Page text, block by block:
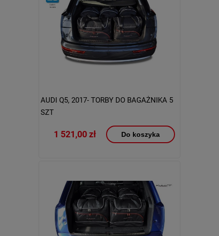
AUDI Q5, 2017- TORBY DO BAGAŻNIKA 5
SZT
1 521,00 zł Do koszyka